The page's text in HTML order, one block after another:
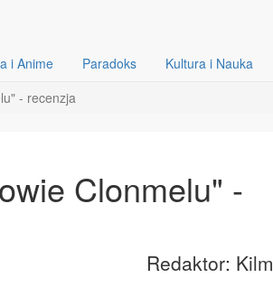
i Anime Paradoks
Kultura i Nauka
- recenzja
Clonmelu" -
Redaktor: Kilm